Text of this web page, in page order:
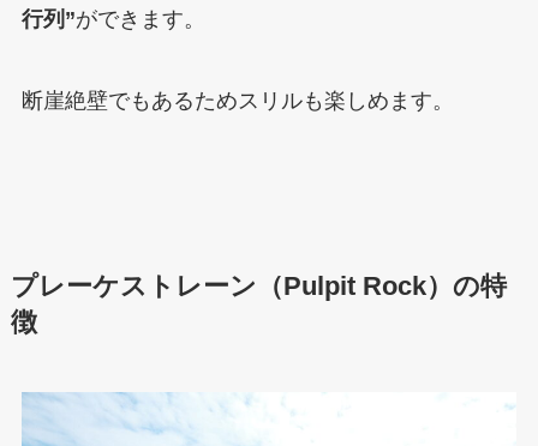
行列”ができます。
断崖絶壁でもあるためスリルも楽しめます。
プレーケストレーン（Pulpit Rock） の特
徴